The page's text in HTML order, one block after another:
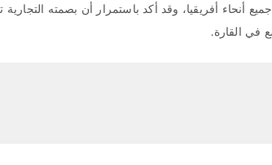
أفريقيا، وقد أكد باستمرار أن بصمته التجارية
في القارة.